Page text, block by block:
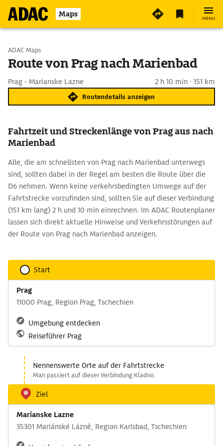
Maps MENÜ
Start wählen
ADAC Maps
Route von Prag nach Marienbad
Prag - Marianske Lazne 2 h 10 min · 151 km
Routendetails anzeigen
Fahrtzeit und Streckenlänge von Prag aus nach
Marienbad
Alle, die am schnellsten von Prag nach Marienbad unterwegs
sind, sollten dabei in der Regel am besten die Route über die
D6 nehmen. Wenn keine verkehrsbedingten Umwege auf der
Fahrtstrecke vorzufinden sind, sollten Sie auf dieser Verbindung
(151 km lang) 2 h und 10 min einrechnen. Im ADAC Routenplaner
lassen sich direkt aktuelle Hinweise und Verkehrsstörungen auf
der Route von Prag nach Marienbad anzeigen.
Start
Prag
11000 Prag, Region Prag, Tschechien
Umgebung entdecken
Reiseführer Prag
Nennenswerte Orte auf der Fahrtstrecke
Man passiert auf dieser Verbindung Kladno.
Ziel
Marianske Lazne
35301 Mariánské Lázně, Region Karlsbad, Tschechien